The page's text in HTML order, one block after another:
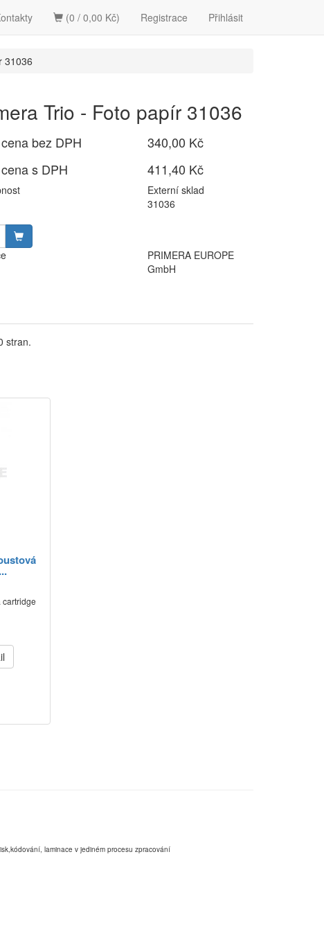
Registrace Přihlásit
(0 / 0,00 Kč)
31036
Trio - Foto papír 31036
bez DPH
340,00 Kč
s DPH
411,40 Kč
Externí sklad
31036
PRIMERA EUROPE
GmbH
stran.
cartridge
laminace v jediném procesu zpracování